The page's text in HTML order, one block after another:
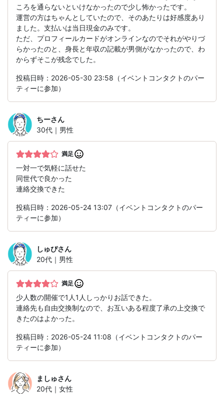
ころを通らないといけなかったので少し怖かったです。
運営の方はちゃんとしていたので、そのあたりは好感度あり
ました。支払いは当日現金のみです。
ただ、プロフィールカードがオンラインなのでそれがやりづ
らかったのと、身長と年収の記載が男側がなかったので、わ
からずそこが残念でした。
投稿日時：2026-05-30 23:58（イベントコンタクトのパー
ティーに参加）
ちーさん
30代｜男性
満足
一対一で気軽に話せた
同世代で良かった
連絡交換できた
投稿日時：2026-05-24 13:07（イベントコンタクトのパー
ティーに参加）
しゅぴさん
20代｜男性
満足
少人数の開催で1人1人しっかりお話できた。
連絡先も自由交換制なので、お互いある程度了承の上交換で
きたのはよかった。
投稿日時：2026-05-24 11:08（イベントコンタクトのパー
ティーに参加）
ましゅさん
20代｜女性